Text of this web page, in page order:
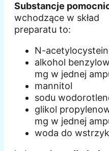
Substancje
wchodzące w skład
preparatu to:
N-
alkohol
mg w jednej
mannitol
sodu
glikol
mg w jednej
woda do